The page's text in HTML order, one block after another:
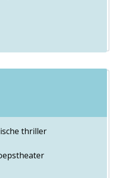
thriller